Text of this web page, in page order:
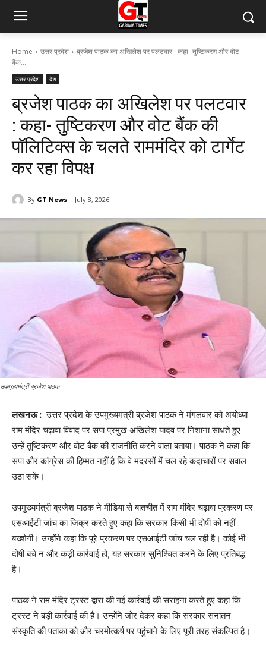
Home उत्तर प्रदेश
ब्रजेश पाठक का अखिलेश पर पलटवार : कहा- तुष्टिकरण और वोट
बैंक...
उत्तर प्रदेश देश
ब्रजेश पाठक का अखिलेश पर पलटवार
: कहा- तुष्टिकरण और वोट बैंक की
पॉलिटिक्स के चलते राममंदिर को टार्गेट
कर रहा विपक्ष
By GT News July 8, 2026
उपमुख्यमंत्री ब्रजेश पाठक
लखनऊ : उत्तर प्रदेश के उपमुख्यमंत्री ब्रजेश पाठक ने मंगलवार को अयोध्या
राम मंदिर चढ़ावा विवाद पर सपा प्रमुख अखिलेश यादव पर निशाना साधते हुए
उन्हें तुष्टिकरण और वोट बैंक की राजनीति करने वाला बताया। पाठक ने कहा कि
सपा और कांग्रेस की हिम्मत नहीं है कि वे मदरसों में चल रहे कदाचारों पर सवाल
उठा सकें।
उपमुख्यमंत्री ब्रजेश पाठक ने मीडिया से बातचीत में राम मंदिर चढ़ावा प्रकरण पर
एसआईटी जांच का जिक्र करते हुए कहा कि सरकार किसी भी दोषी को नहीं
बख्शेगी। उन्होंने कहा कि पूरे प्रकरण पर एसआईटी जांच चल रही है। कोई भी
दोषी बचे न और कड़ी कार्रवाई हो, यह सरकार सुनिश्चित करने के लिए प्रतिबद्ध
है।
पाठक ने राम मंदिर ट्रस्ट द्वारा की गई कार्रवाई की सराहना करते हुए कहा कि
ट्रस्ट ने बड़ी कार्रवाई की है। उन्होंने जोर देकर कहा कि सरकार सनातन
संस्कृति की पताका को और चरमोत्कर्ष पर पहुंचाने के लिए पूरी तरह संकल्पित है।